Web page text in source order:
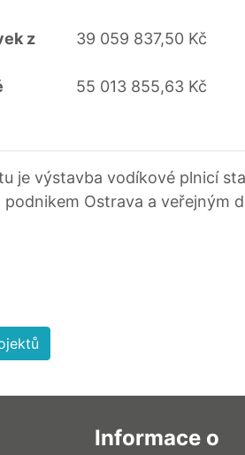
z
39 059 837,50 Kč
55 013 855,63 Kč
je výstavba vodíkové plnicí
Ostrava a veřejným
Informace o